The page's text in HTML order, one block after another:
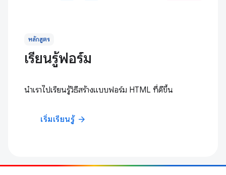
หลักสูตร
เรียนรู้ฟอร์ม
นำเราไปเรียนรู้วิธีสร้างแบบฟอร์ม HTML ที่ดีขึ้น
เริ่มเรียนรู้ arrow_forward